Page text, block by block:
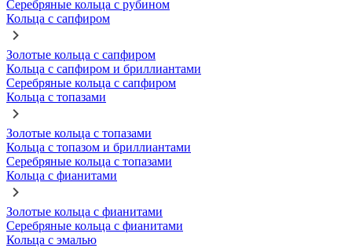
Серебряные кольца с рубином
Кольца с сапфиром
Золотые кольца с сапфиром
Кольца с сапфиром и бриллиантами
Серебряные кольца с сапфиром
Кольца с топазами
Золотые кольца с топазами
Кольца с топазом и бриллиантами
Серебряные кольца с топазами
Кольца с фианитами
Золотые кольца с фианитами
Серебряные кольца с фианитами
Кольца с эмалью